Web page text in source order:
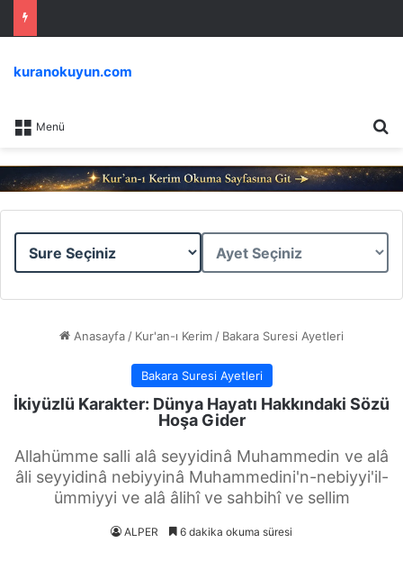
Menü
kuranokuyun.com
Sure
Ayet
Anasayfa / Kur'an-ı Kerim / Bakara Suresi Ayetleri
Bakara Suresi Ayetleri
İkiyüzlü Karakter: Dünya Hayatı Hakkındaki Sözü
Hoşa Gider
Allahümme salli alâ seyyidinâ Muhammedin ve alâ
âli seyyidinâ nebiyyinâ Muhammedini'n-nebiyyi'il-
ümmiyyi ve alâ âlihî ve sahbihî ve sellim
ALPER 6 dakika okuma süresi